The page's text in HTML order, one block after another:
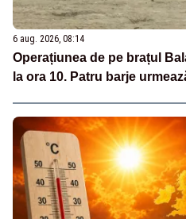
6 aug. 2026, 08:14
Operațiunea de pe brațul
la ora 10. Patru barje